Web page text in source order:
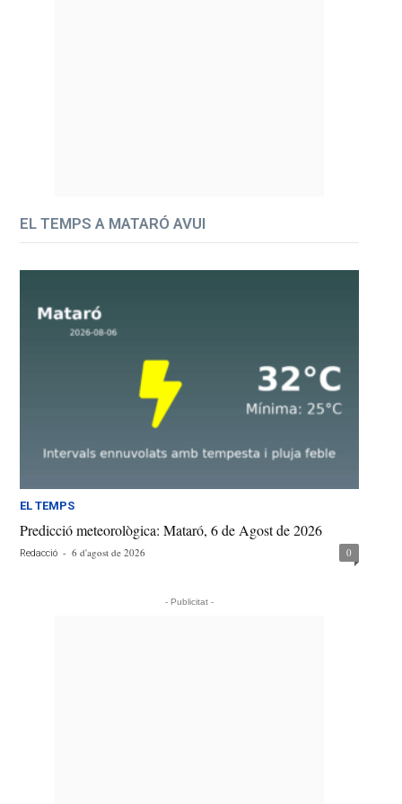
EL TEMPS A MATARÓ AVUI
EL TEMPS
Predicció meteorològica: Mataró, 6 de Agost de 2026
Redacció - 6 d'agost de 2026 0
- Publicitat -